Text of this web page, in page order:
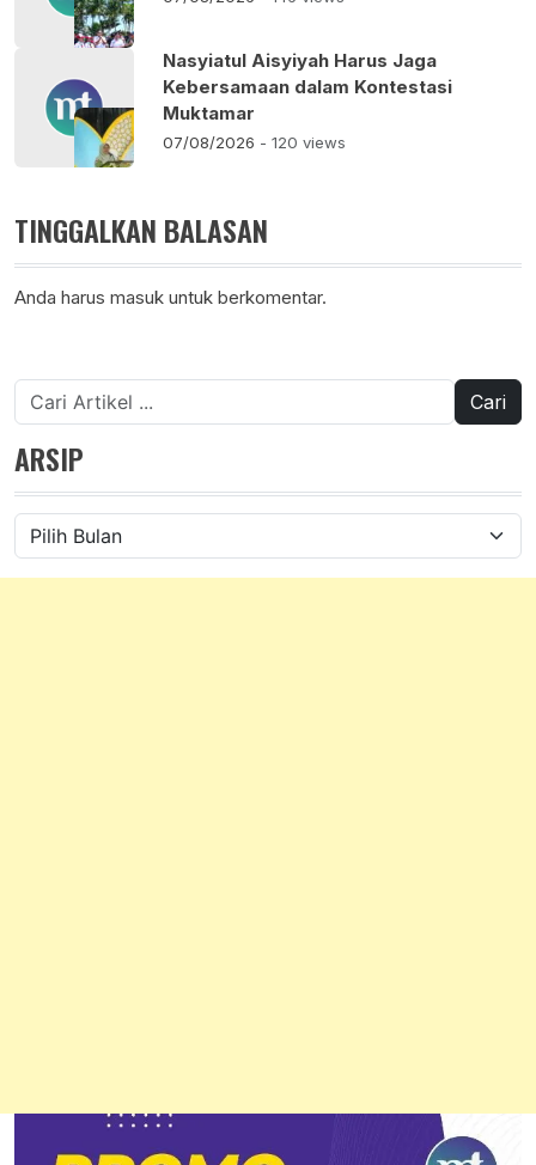
Nasyiatul Aisyiyah Harus Jaga
Kebersamaan dalam Kontestasi
Muktamar
07/08/2026 - 120 views
TINGGALKAN BALASAN
Anda harus masuk untuk berkomentar.
Cari
untuk:
ARSIP
Arsip